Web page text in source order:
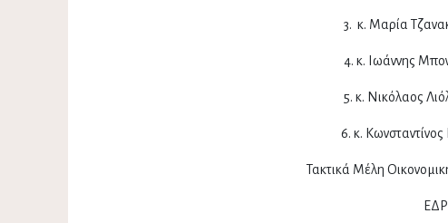
3. κ. Μαρία
4. κ. Ιωάννης
5. κ. Νικόλαος
6. κ. Κωνσταντίνος
Τακτικά Μέλη